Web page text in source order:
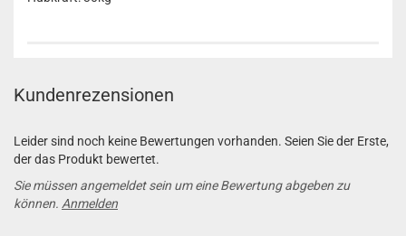
Kundenrezensionen
Leider sind noch keine Bewertungen vorhanden. Seien Sie der Erste,
der das Produkt bewertet.
Sie müssen angemeldet sein um eine Bewertung abgeben zu
können. Anmelden